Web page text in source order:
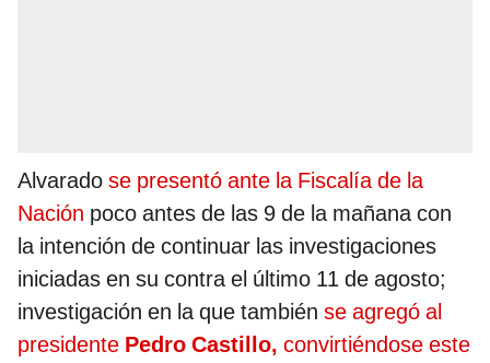
Alvarado se presentó ante la Fiscalía de la
Nación poco antes de las 9 de la mañana con
la intención de continuar las investigaciones
iniciadas en su contra el último 11 de agosto;
investigación en la que también se agregó al
presidente Pedro Castillo, convirtiéndose este